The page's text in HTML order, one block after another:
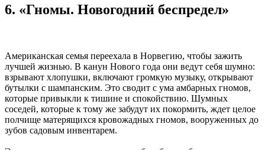
6. «Гномы. Новогодний беспредел»
Американская семья переехала в Норвегию, чтобы зажить
лучшей жизнью. В канун Нового года они ведут себя шумно:
взрывают хлопушки, включают громкую музыку, открывают
бутылки с шампанским. Это сводит с ума амбарных гномов,
которые привыкли к тишине и спокойствию. Шумных
соседей, которые к тому же забудут их покормить, ждет целое
полчище матерящихся кровожадных гномов, вооруженных до
зубов садовым инвентарем.